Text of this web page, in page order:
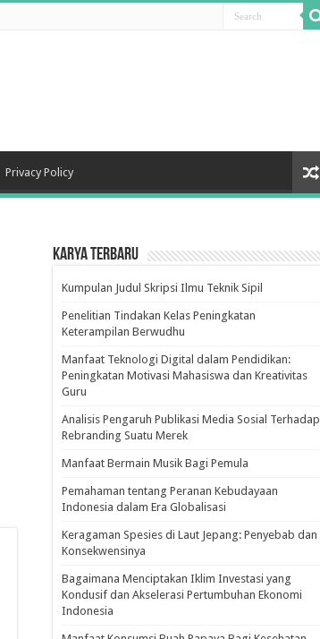
Privacy Policy
Karya Terbaru
Kumpulan Judul Skripsi Ilmu Teknik Sipil
Penelitian Tindakan Kelas Peningkatan
Keterampilan Berwudhu
Manfaat Teknologi Digital dalam Pendidikan:
Peningkatan Motivasi Mahasiswa dan Kreativitas
Guru
Analisis Pengaruh Publikasi Media Sosial Terhadap
Rebranding Suatu Merek
Manfaat Bermain Musik Bagi Pemula
Pemahaman tentang Peranan Kebudayaan
Indonesia dalam Era Globalisasi
Keragaman Spesies di Laut Jepang: Penyebab dan
Konsekwensinya
Bagaimana Menciptakan Iklim Investasi yang
Kondusif dan Akselerasi Pertumbuhan Ekonomi
Indonesia